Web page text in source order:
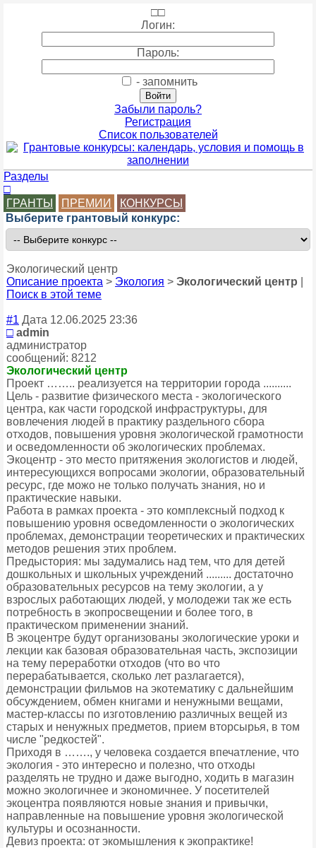
□□
Логин:
Пароль:
- запомнить
Забыли пароль?
Регистрация
Список пользователей
Разделы
□
ГРАНТЫ
ПРЕМИИ
КОНКУРСЫ
Выберите грантовый конкурс:
Экологический центр
Описание проекта > Экология > Экологический центр
Поиск в этой теме
#1 Дата 12.06.2025 23:36
□ admin
администратор
сообщений: 8212
Экологический центр
Проект …….. реализуется на территории города ..........
Цель - развитие физического места - экологического
центра, как части городской инфраструктуры, для
вовлечения людей в практику раздельного сбора
отходов, повышения уровня экологической грамотности
и осведомленности об экологических проблемах.
Экоцентр - это место притяжения экологистов и людей,
интересующихся вопросами экологии, образовательный
ресурс, где можо не только получать знания, но и
практические навыки.
Работа в рамках проекта - это комплексный подход к
повышению уровня осведомленности о экологических
проблемах, демонстрации теоретических и практических
методов решения этих проблем.
Предыстория: мы задумались над тем, что для детей
дошкольных и школьных учреждений ......... достаточно
образовательных ресурсов на тему экологии, а у
взрослых работающих людей, у молодежи так же есть
потребность в экопросвещении и более того, в
практическом применении знаний.
В экоцентре будут организованы экологические уроки и
лекции как базовая образовательная часть, экспозиции
на тему переработки отходов (что во что
перерабатывается, сколько лет разлагается),
демонстрации фильмов на экотематику с дальнейшим
обсуждением, обмен книгами и ненужными вещами,
мастер-классы по изготовлению различных вещей из
старых и ненужных предметов, прием вторсырья, в том
числе "редкостей".
Приходя в ……., у человека создается впечатление, что
экология - это интересно и полезно, что отходы
разделять не трудно и даже выгодно, ходить в магазин
можно экологичнее и экономичнее. У посетителей
экоцентра появляются новые знания и привычки,
направленные на повышение уровня экологической
культуры и осознанности.
Девиз проекта: от экомышления к экопрактике!